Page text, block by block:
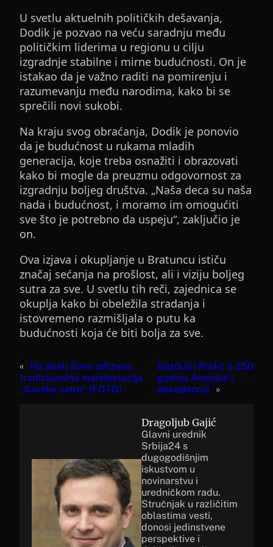
U svetlu aktuelnih političkih dešavanja,
Dodik je pozvao na veću saradnju među
političkim liderima u regionu u cilju
izgradnje stabilne i mirne budućnosti. On je
istakao da je važno raditi na pomirenju i
razumevanju među narodima, kako bi se
sprečili novi sukobi.
Na kraju svog obraćanja, Dodik je ponovio
da je budućnost u rukama mladih
generacija, koje treba osnažiti i obrazovati
kako bi mogle da preuzmu odgovornost za
izgradnju boljeg društva. „Naša deca su naša
nada i budućnost, i moramo im omogućiti
sve što je potrebno da uspeju“, zaključio je
on.
Ova izjava i okupljanje u Bratuncu ističu
značaj sećanja na prošlost, ali i viziju boljeg
sutra za sve. U svetlu tih reči, zajednica se
okuplja kako bi obeležila stradanja i
istovremeno razmišljala o putu ka
budućnosti koja će biti bolja za sve.
« Na obali Save održana
tradicioanlna manifestacija
„Savske vatre“ (FOTO)
Bazdulj i Rodić o 250
godina Amerike i
dekadenciji
»
Dragoljub Gajić
Glavni urednik
Srbija24 s
dugogodišnjim
iskustvom u
novinarstvu i
uredničkom radu.
Stručnjak u različitim
oblastima vesti,
donosi jedinstvene
perspektive i